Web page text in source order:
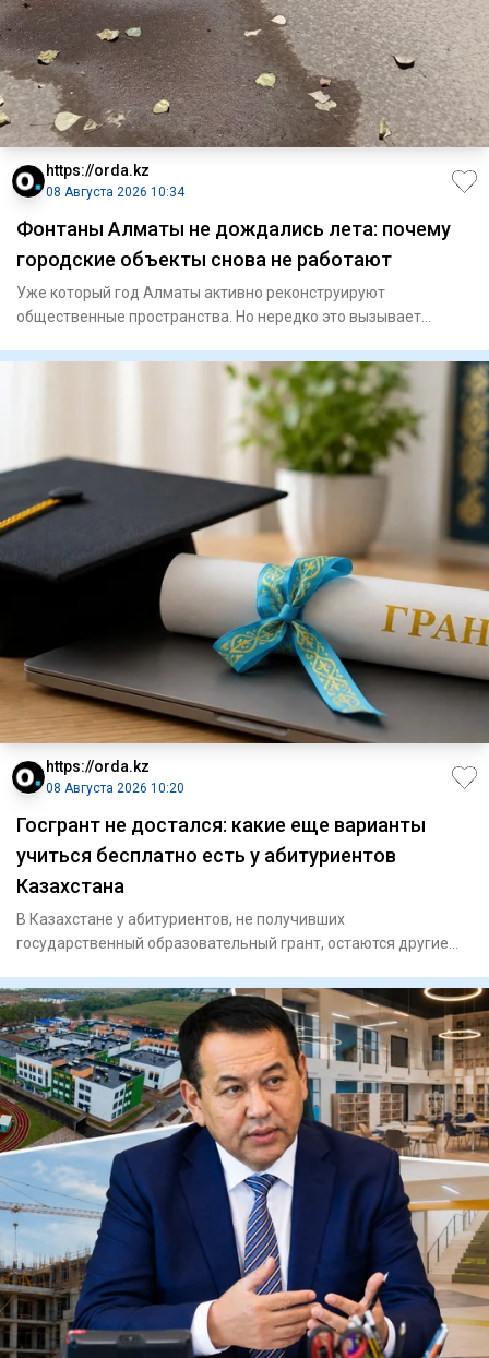
https://orda.kz
08 Августа 2026 10:34
Фонтаны Алматы не дождались лета: почему
городские объекты снова не работают
Уже который год Алматы активно реконструируют
общественные пространства. Но нередко это вызывает
https://orda.kz
08 Августа 2026 10:20
Госгрант не достался: какие еще варианты
учиться бесплатно есть у абитуриентов
Казахстана
В Казахстане у абитуриентов, не получивших
государственный образовательный грант, остаются другие